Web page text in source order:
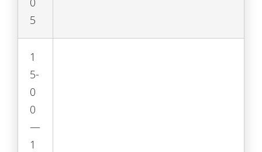
5
1
5-
0
0
—
1